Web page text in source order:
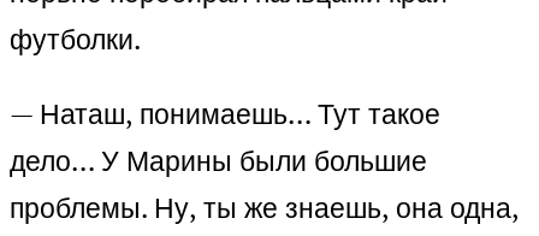
футболки.
— Наташ, понимаешь… Тут такое
дело… У Марины были большие
проблемы. Ну, ты же знаешь, она одна,